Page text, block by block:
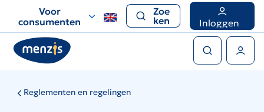
voor
snelle
navigatie
Voor
consumenten
Zoe
ken
Inloggen
Reglementen en regelingen